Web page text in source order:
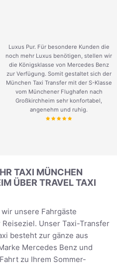
Luxus Pur. Für besondere Kunden die
noch mehr Luxus benötigen, stellen wir
die Königsklasse von Mercedes Benz
zur Verfügung. Somit gestaltet sich der
München Taxi Transfer mit der S-Klasse
vom Münchener Flughafen nach
Großkirchheim sehr konfortabel,
angenehm und ruhig.
TAXI MÜNCHEN
ÜBER TRAVEL TAXI B
unsere Fahrgäste
Unser Taxi-Transfer
besteht zur gänze aus
Mercedes Benz und
zu Ihrem Sommer-